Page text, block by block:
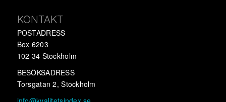
KONTAKT
POSTADRESS
Box 6203
102 34 Stockholm
BESÖKSADRESS
Torsgatan 2, Stockholm